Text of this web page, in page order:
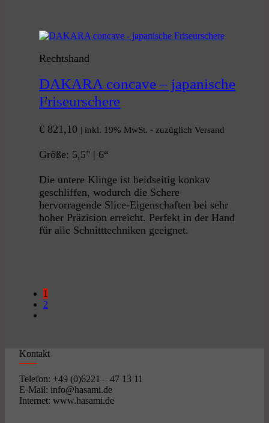
Rechtshand
DAKARA concave – japanische
Friseurschere
€ 821,10 | inkl. 19% MwSt. - zuzüglich Versand
Größe: 5,5" | 6“
Die untere Klinge ist beidseitig konkav
geschliffen, wodurch die Schere
hervorragende Slice-Eigenschaften bei sehr
hoher Präzision erreicht. Perfekt in der Hand
für alle Schnitttechniken geeignet.
1
2
Kontakt
Telefon: +49 (0)6221 – 47 13 11
E-Mail: info@hasami.de
Internet: www.hasami.de